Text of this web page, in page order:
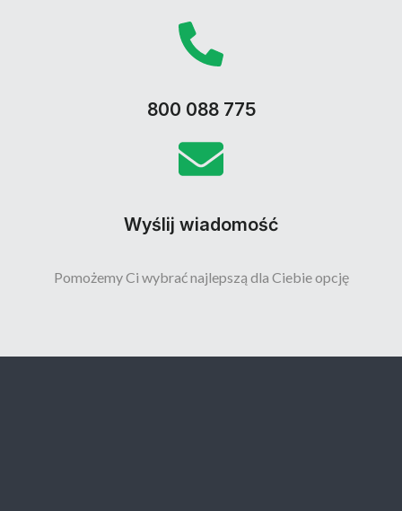
800 088 775
Wyślij wiadomość
Pomożemy Ci wybrać najlepszą dla Ciebie opcję